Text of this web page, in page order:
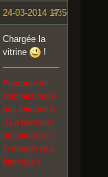
#3
24-03-2014 17:50:11
Chargée la
vitrine
!
Pourquoi ne
sommes nous
pas immortels
? La menace
qui plane sur
le monde l'est
bien elle !